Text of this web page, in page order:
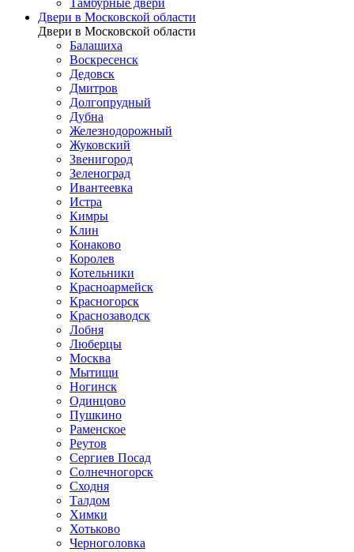
Тамбурные двери
Двери в Московской области
Двери в Московской области
Балашиха
Воскресенск
Дедовск
Дмитров
Долгопрудный
Дубна
Железнодорожный
Жуковский
Звенигород
Зеленоград
Ивантеевка
Истра
Кимры
Клин
Конаково
Королев
Котельники
Красноармейск
Красногорск
Краснозаводск
Лобня
Люберцы
Москва
Мытищи
Ногинск
Одинцово
Пушкино
Раменское
Реутов
Сергиев Посад
Солнечногорск
Сходня
Талдом
Химки
Хотьково
Черноголовка